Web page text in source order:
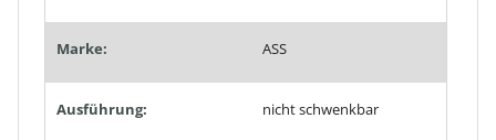
Marke: ASS
Ausführung: nicht schwenkbar